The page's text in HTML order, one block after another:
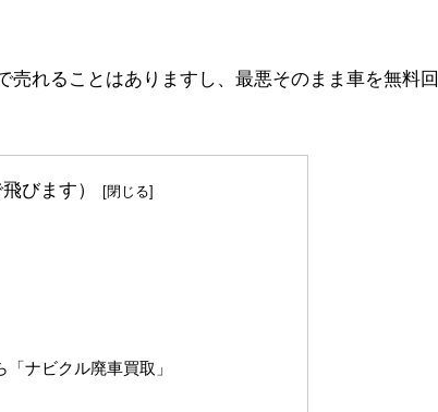
れることはありますし、最悪そのまま車を無料回
びます）
ナビクル廃車買取」